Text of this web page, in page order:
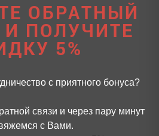
ОБРАТНЫЙ
ПОЛУЧИТЕ
5%
с приятного бонуса?
связи и через пару минут
с Вами.